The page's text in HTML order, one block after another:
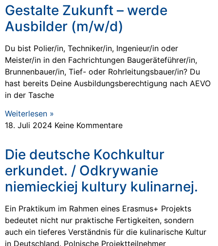
Gestalte Zukunft – werde
Ausbilder (m/w/d)
Du bist Polier/in, Techniker/in, Ingenieur/in oder
Meister/in in den Fachrichtungen Baugeräteführer/in,
Brunnenbauer/in, Tief- oder Rohrleitungsbauer/in? Du
hast bereits Deine Ausbildungsberechtigung nach AEVO
in der Tasche
Weiterlesen »
18. Juli 2024 Keine Kommentare
Die deutsche Kochkultur
erkundet. / Odkrywanie
niemieckiej kultury kulinarnej.
Ein Praktikum im Rahmen eines Erasmus+ Projekts
bedeutet nicht nur praktische Fertigkeiten, sondern
auch ein tieferes Verständnis für die kulinarische Kultur
in Deutschland. Polnische Projektteilnehmer